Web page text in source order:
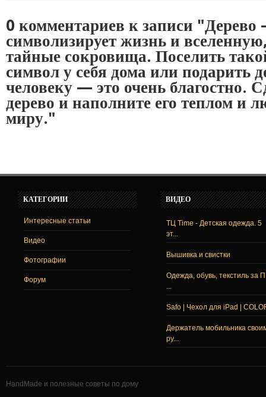
0 комментариев к записи
символизирует жизнь и
тайные сокровища. Поселить
символ у себя дома или подарить
человеку — это очень благостно.
дерево и наполните его теплом и
миру."
КАТЕГОРИИ
Интересные статьи
Видео
Фотографии
Форум
ВИДЕО
ТЦ Time - Детская одежда. 5
эт...
Вышивка и свистки
Одежда, обувь, текстиль за
...
Safo | Чехол для iPad |
Держатель мобильника
ру...
HandMade и полезные советы по дому